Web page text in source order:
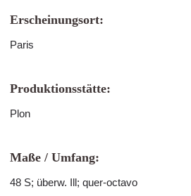
Erscheinungsort:
Paris
Produktionsstätte:
Plon
Maße / Umfang:
48 S; überw. Ill; quer-octavo